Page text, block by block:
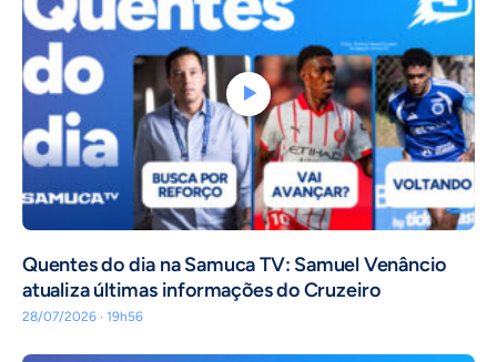
Quentes do dia na Samuca TV: Samuel Venâncio
atualiza últimas informações do Cruzeiro
28/07/2026 · 19h56